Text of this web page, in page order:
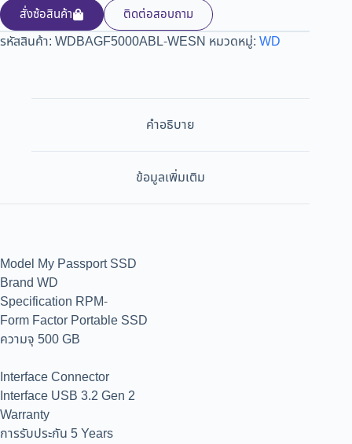
สั่งซ้อสินค้า
ติดต่อสอบถาม
รหัสสินค้า: WDBAGF5000ABL-WESN หมวดหมู่: WD
คำอธิบาย
ข้อมูลเพิ่มเติม
Model My Passport SSD
Brand WD
Specification RPM-
Form Factor Portable SSD
ความจุ 500 GB
Interface Connector
Interface USB 3.2 Gen 2
Warranty
การรับประกัน 5 Years